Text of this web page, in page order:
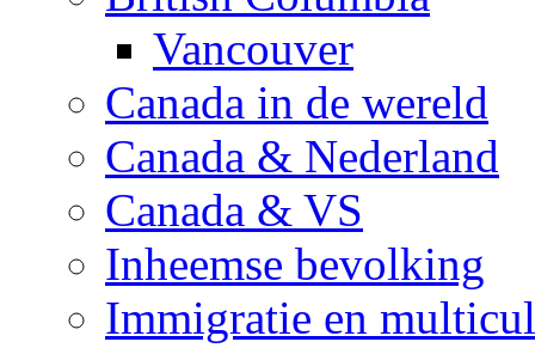
Vancouver
Canada in de wereld
Canada & Nederland
Canada & VS
Inheemse bevolking
Immigratie en